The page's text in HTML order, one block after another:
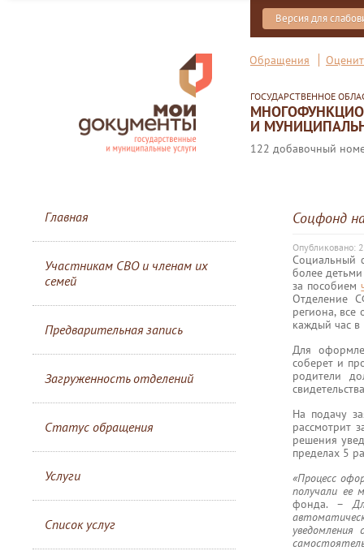
Версия для
Обращения
ГОСУДАРСТВЕННОЕ
И
122 добавочный
Главная
Участникам СВО и членам их
семей
Предварительная запись
Загруженность отделений
Статус обращения
Услуги
Список услуг
Соцфонд
Опубликовано:
Социальный
более
за пособием
Отделение
региона,
каждый час в
Для
соберет и
родители
На подачу
рассмотрит
решения
пределах 5
«Процесс
получали ее
фонда. –